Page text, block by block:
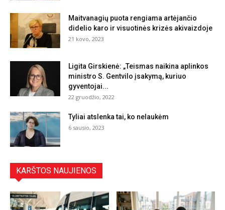
Maitvanagių puota rengiama artėjančio
didelio karo ir visuotinės krizės akivaizdoje
21 kovo, 2023
Ligita Girskienė: „Teismas naikina aplinkos
ministro S. Gentvilo įsakymą, kuriuo
gyventojai...
22 gruodžio, 2022
Tyliai atslenka tai, ko nelaukėm
6 sausio, 2023
KARŠTOS NAUJIENOS